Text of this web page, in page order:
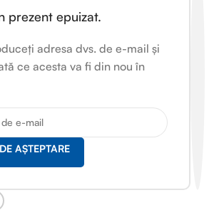
prezent epuizat.
adresa dvs. de e-mail și
ce acesta va fi din nou în
AȘTEPTARE